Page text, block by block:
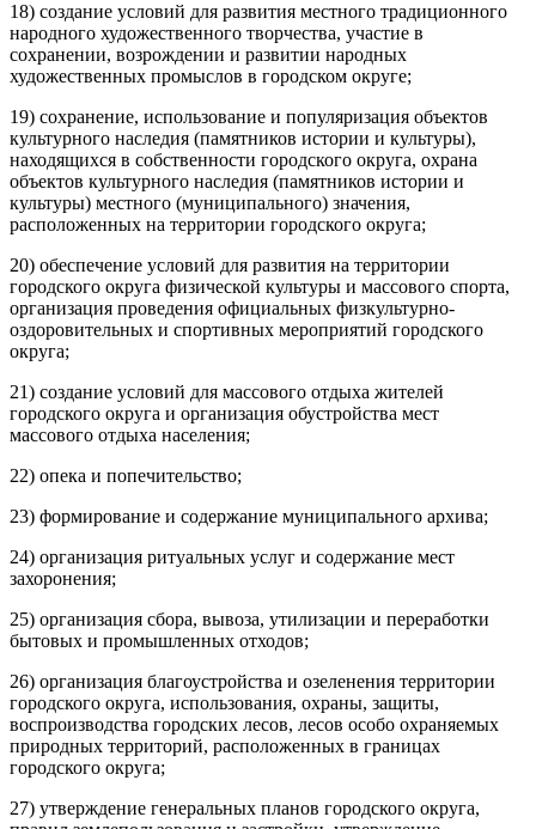
18) создание условий для развития местного традиционного
народного художественного творчества, участие в
сохранении, возрождении и развитии народных
художественных промыслов в городском округе;
19) сохранение, использование и популяризация объектов
культурного наследия (памятников истории и культуры),
находящихся в собственности городского округа, охрана
объектов культурного наследия (памятников истории и
культуры) местного (муниципального) значения,
расположенных на территории городского округа;
20) обеспечение условий для развития на территории
городского округа физической культуры и массового спорта,
организация проведения официальных физкультурно-
оздоровительных и спортивных мероприятий городского
округа;
21) создание условий для массового отдыха жителей
городского округа и организация обустройства мест
массового отдыха населения;
22) опека и попечительство;
23) формирование и содержание муниципального архива;
24) организация ритуальных услуг и содержание мест
захоронения;
25) организация сбора, вывоза, утилизации и переработки
бытовых и промышленных отходов;
26) организация благоустройства и озеленения территории
городского округа, использования, охраны, защиты,
воспроизводства городских лесов, лесов особо охраняемых
природных территорий, расположенных в границах
городского округа;
27) утверждение генеральных планов городского округа,